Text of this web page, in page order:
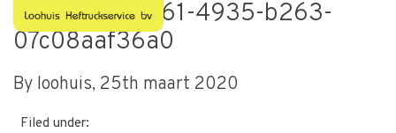
afbe9d68-b561-4935-b263-
07c08aaf36a0
By loohuis, 25th maart 2020
Filed under: